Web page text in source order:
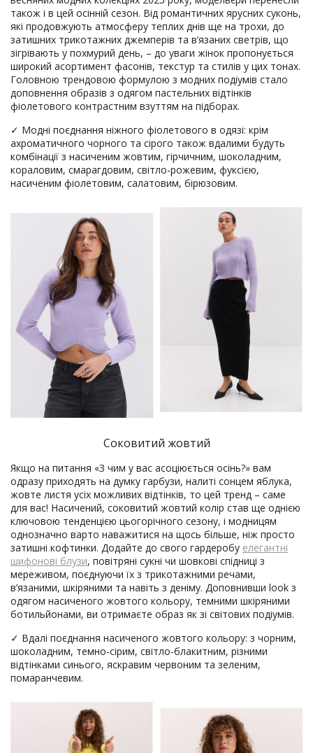
також і в цей осінній сезон. Від романтичних ярусних суконь,
які продовжують атмосферу теплих днів ще на трохи, до
затишних трикотажних джемперів та в’язаних светрів, що
зігрівають у похмурий день, – до уваги жінок пропонується
широкий асортимент фасонів, текстур та стилів у цих тонах.
Головною трендовою формулою з модних подіумів стало
доповнення образів з одягом пастельних відтінків
фіолетового контрастним взуттям на підборах.
✓ Модні поєднання ніжного фіолетового в одязі: крім
ахроматичного чорного та сірого також вдалими будуть
комбінації з насиченим жовтим, гірчичним, шоколадним,
кораловим, смарагдовим, світло-рожевим, фуксією,
насиченим фіолетовим, салатовим, бірюзовим.
Соковитий жовтий
Якщо на питання «З чим у вас асоціюється осінь?» вам
одразу приходять на думку гарбузи, налиті сонцем яблука,
жовте листя усіх можливих відтінків, то цей тренд – саме
для вас! Насичений, соковитий жовтий колір став ще однією
ключовою тенденцією цьогорічного сезону, і модницям
однозначно варто наважитися на щось більше, ніж просто
затишні кофтинки. Додайте до свого гардеробу елегантні
шифонові блузи, повітряні сукні чи шовкові спідниці з
мереживом, поєднуючи їх з трикотажними речами,
в’язаними, шкіряними та навіть з деніму. Доповнивши look з
одягом насиченого жовтого кольору, темними шкіряними
ботильйонами, ви отримаєте образ як зі світових подіумів.
✓ Вдалі поєднання насиченого жовтого кольору: з чорним,
шоколадним, темно-сірим, світло-блакитним, різними
відтінками синього, яскравим червоним та зеленим,
помаранчевим.